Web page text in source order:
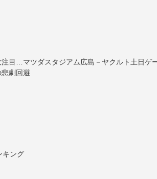
目…マツダスタジアム広島－ヤクルト土日ゲ
劇回避